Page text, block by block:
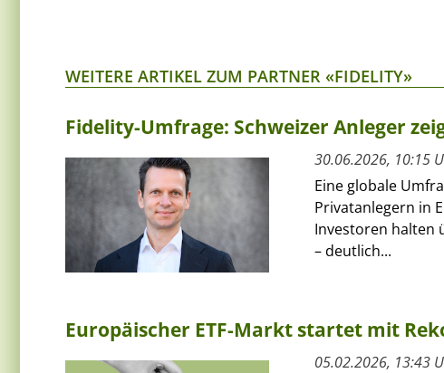
WEITERE ARTIKEL ZUM PARTNER «FIDELITY»
Fidelity-Umfrage: Schweizer Anleger
30.06.2026, 10:15
Eine globale
Privatanlegern in
Investoren halten
– deutlich...
Europäischer ETF-Markt startet mit
05.02.2026, 13:43